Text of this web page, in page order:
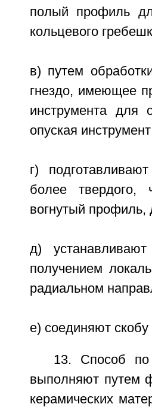
полый профиль
кольцевого
в) путем
гнездо, имеющее
инструмента для
опуская
г)
более
вогнутый профиль,
д)
получением
радиальном
е) соединяют
13. Способ
выполняют путем
керамических